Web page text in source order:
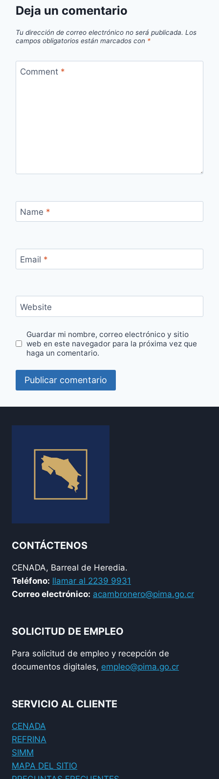
Deja un comentario
Tu dirección de correo electrónico no será publicada. Los
campos obligatorios están marcados con *
Comment *
Name *
Email *
Website
Guardar mi nombre, correo electrónico y sitio
web en este navegador para la próxima vez que
haga un comentario.
CONTÁCTENOS
CENADA, Barreal de Heredia.
Teléfono: llamar al 2239 9931
Correo electrónico: acambronero@pima.go.cr
SOLICITUD DE EMPLEO
Para solicitud de empleo y recepción de
documentos digitales, empleo@pima.go.cr
SERVICIO AL CLIENTE
CENADA
REFRINA
SIMM
MAPA DEL SITIO